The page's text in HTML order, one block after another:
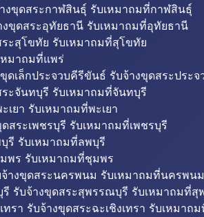
งขุดสระกาฬสินธุ์ รับเหมาถมที่กาฬสินธุ์
ขุดสระอุทัยธานี รับเหมาถมที่อุทัยธานี
ะสุโขทัย รับเหมาถมที่สุโขทัย
หมาถมที่แพร่
เล็กประจวบคีรีขันธ์ รับจ้างขุดสระประ
ะจันทบุรี รับเหมาถมที่จันทบุรี
เยา รับเหมาถมที่พะเยา
สระเพชรบุรี รับเหมาถมที่เพชรบุรี
รี รับเหมาถมที่ลพบุรี
พร รับเหมาถมที่ชุมพร
างขุดสระนครพนม รับเหมาถมที่นครพนม
รับจ้างขุดสระสุพรรณบุรี รับเหมาถมที่สุ
รา รับจ้างขุดสระฉะเชิงเทรา รับเหมาถม